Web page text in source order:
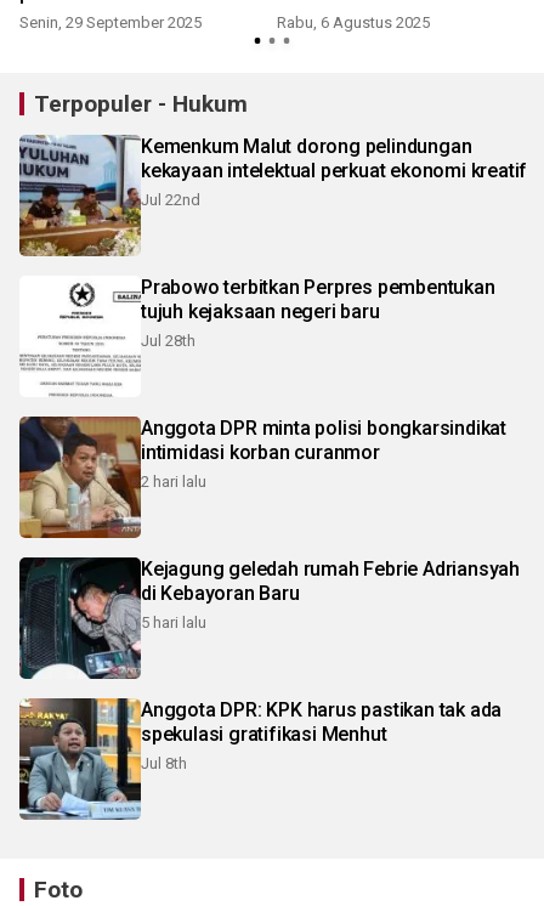
Senin, 29 September 2025
gabungan
Rabu, 6 Agustus 2025
Terpopuler - Hukum
Kemenkum Malut dorong pelindungan
kekayaan intelektual perkuat ekonomi kreatif
Jul 22nd
Prabowo terbitkan Perpres pembentukan
tujuh kejaksaan negeri baru
Jul 28th
Anggota DPR minta polisi bongkarsindikat
intimidasi korban curanmor
2 hari lalu
Kejagung geledah rumah Febrie Adriansyah
di Kebayoran Baru
5 hari lalu
Anggota DPR: KPK harus pastikan tak ada
spekulasi gratifikasi Menhut
Jul 8th
Foto